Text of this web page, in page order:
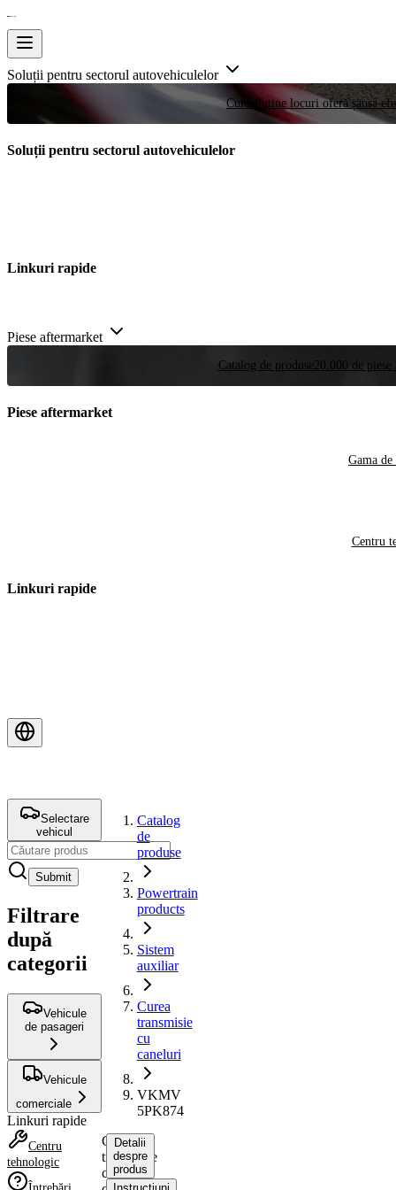
Soluții pentru sectorul autovehiculelor
Curse Puține locuri oferă șansa
Soluții pentru sectorul autovehiculelor
Linkuri rapide
Piese aftermarket
Catalog de produse 20.000 de
Piese aftermarket
Gama de
Centru
Linkuri rapide
Selectare
vehicul
Submit
Filtrare
după
categorii
Vehicule
de pasageri
Vehicule
comerciale
Linkuri rapide
Centru
tehnologic
Catalog
de
produse
Powertrain
products
Sistem
auxiliar
Curea
transmisie
cu
caneluri
VKMV
5PK874
Curea
transmisie
cu
Detalii
despre
produs